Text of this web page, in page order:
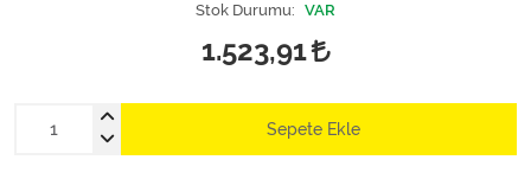
Stok Durumu: VAR
1.523,91
Sepete Ekle